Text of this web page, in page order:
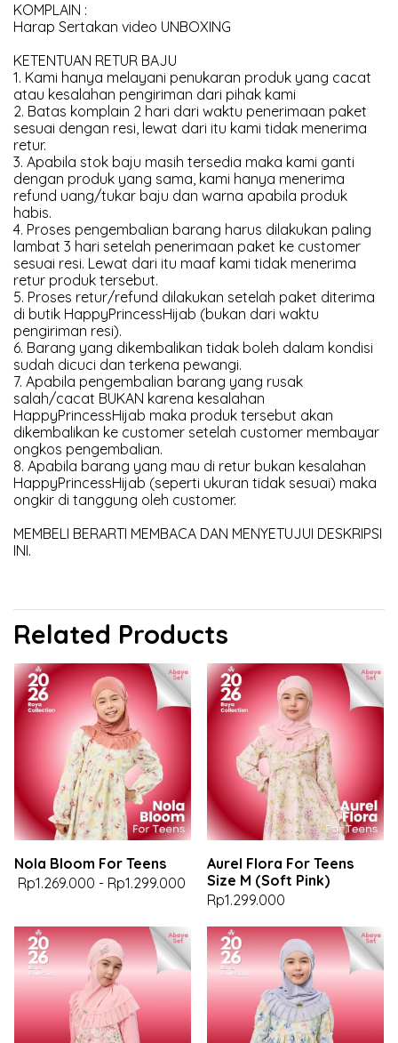
KOMPLAIN :
Harap Sertakan video UNBOXING
KETENTUAN RETUR BAJU
1. Kami hanya melayani penukaran produk yang cacat
atau kesalahan pengiriman dari pihak kami
2. Batas komplain 2 hari dari waktu penerimaan paket
sesuai dengan resi, lewat dari itu kami tidak menerima
retur.
3. Apabila stok baju masih tersedia maka kami ganti
dengan produk yang sama, kami hanya menerima
refund uang/tukar baju dan warna apabila produk
habis.
4. Proses pengembalian barang harus dilakukan paling
lambat 3 hari setelah penerimaan paket ke customer
sesuai resi. Lewat dari itu maaf kami tidak menerima
retur produk tersebut.
5. Proses retur/refund dilakukan setelah paket diterima
di butik HappyPrincessHijab (bukan dari waktu
pengiriman resi).
6. Barang yang dikembalikan tidak boleh dalam kondisi
sudah dicuci dan terkena pewangi.
7. Apabila pengembalian barang yang rusak
salah/cacat BUKAN karena kesalahan
HappyPrincessHijab maka produk tersebut akan
dikembalikan ke customer setelah customer membayar
ongkos pengembalian.
8. Apabila barang yang mau di retur bukan kesalahan
HappyPrincessHijab (seperti ukuran tidak sesuai) maka
ongkir di tanggung oleh customer.
MEMBELI BERARTI MEMBACA DAN MENYETUJUI DESKRIPSI
INI.
Related Products
Nola Bloom For Teens
Rp1.269.000 - Rp1.299.000
Aurel Flora For Teens
Size M (Soft Pink)
Rp1.299.000